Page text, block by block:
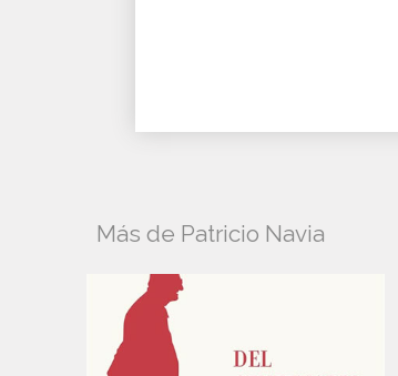
Más de Patricio Navia